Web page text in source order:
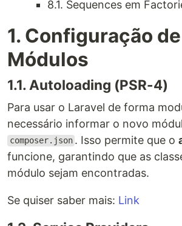
8.1. Sequences em
1. Configuração de
Módulos
1.1. Autoloading (PSR-4)
Para usar o Laravel de forma
necessário informar o novo
composer.json . Isso permite que o
funcione, garantindo que as
módulo sejam encontradas.
Se quiser saber mais: Link